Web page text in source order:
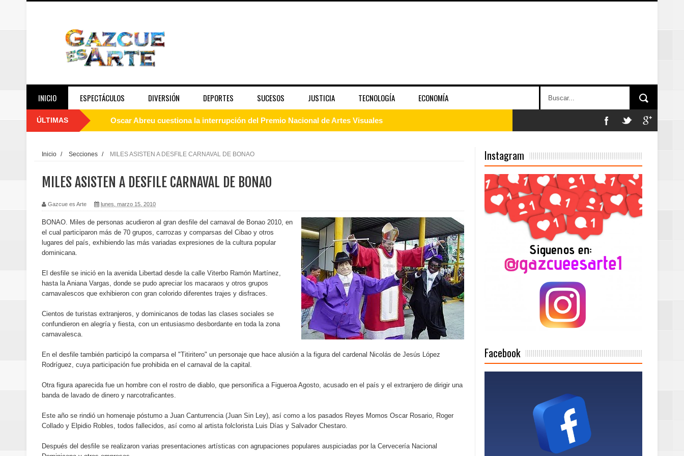
INICIO ESPECTÁCULOS DIVERSIÓN DEPORTES SUCESOS JUSTICIA TECNOLOGÍA ECONOMÍA
ÚLTIMAS Oscar Abreu cuestiona la interrupción del Premio Nacional de Artes Visuales
Pavel Núñez y su Bipolarband deslumbran con una noche de fusiones e invitados de lujo en el Hard Rock Café
Banreservas y Banco Popular abordan retos y oportunidades del sistema financiero nacional
“Los Rechazados 2” llega a los cines impulsada por la franquicia dominicana más taquillera del 2025
Designan a Angelina Biviana Riveiro como vicepresidenta ejecutiva de Fiduciaria Reservas
Humano Seguros inaugura nueva localidad de Oficina Regional Este en La Romana
Banreservas destina RD$5,000 millones para emprendedoras en la segunda edición del Summit Mujer Pymes
Sexappeal celebra 25 años de trayectoria artística con nuevo álbum, renovación de su equipo y conciertos
conmemorativos
Maridalia Hernández y El Canario se unen al regreso de Pavel Núñez y su “Bipolarband” a Hard Rock Café Santo
Doctor Leonardo Aguilera afirma que Banreservas seguirá impulsando la seguridad alimentaria tras salida de RD
del mapa del hambre
Inicio / Secciones / MILES ASISTEN A DESFILE CARNAVAL DE BONAO
MILES ASISTEN A DESFILE CARNAVAL DE BONAO
Gazcue es Arte lunes, marzo 15, 2010
BONAO. Miles de personas acudieron al gran desfile del carnaval de Bonao 2010, en
el cual participaron más de 70 grupos, carrozas y comparsas del Cibao y otros
lugares del país, exhibiendo las más variadas expresiones de la cultura popular
dominicana.
El desfile se inició en la avenida Libertad desde la calle Viterbo Ramón Martínez,
hasta la Aniana Vargas, donde se pudo apreciar los macaraos y otros grupos
carnavalescos que exhibieron con gran colorido diferentes trajes y disfraces.
Cientos de turistas extranjeros, y dominicanos de todas las clases sociales se
confundieron en alegría y fiesta, con un entusiasmo desbordante en toda la zona
carnavalesca.
En el desfile también participó la comparsa el "Titiritero" un personaje que hace alusión a la figura del cardenal Nicolás de Jesús López
Rodríguez, cuya participación fue prohibida en el carnaval de la capital.
Otra figura aparecida fue un hombre con el rostro de diablo, que personifica a Figueroa Agosto, acusado en el país y el extranjero de dirigir una
banda de lavado de dinero y narcotraficantes.
Este año se rindió un homenaje póstumo a Juan Canturrencia (Juan Sin Ley), así como a los pasados Reyes Momos Oscar Rosario, Roger
Collado y Elpidio Robles, todos fallecidos, así como al artista folclorista Luis Días y Salvador Chestaro.
Después del desfile se realizaron varias presentaciones artísticas con agrupaciones populares auspiciadas por la Cervecería Nacional
Instagram
Facebook